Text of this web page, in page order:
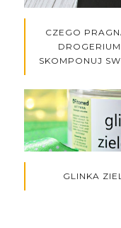
CZEGO
SKOMPONUJ
GLINKA